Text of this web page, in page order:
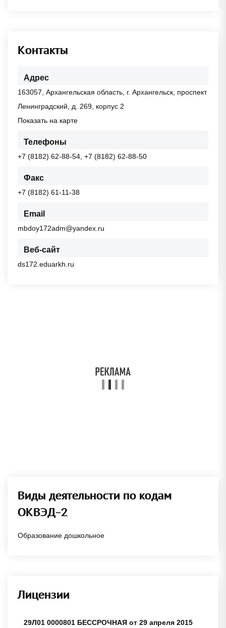
Контакты
Адрес
163057, Архангельская область, г. Архангельск, проспект
Ленинградский, д. 269, корпус 2
Показать на карте
Телефоны
+7 (8182) 62-88-54, +7 (8182) 62-88-50
Факс
+7 (8182) 61-11-38
Email
mbdoy172adm@yandex.ru
Веб-сайт
ds172.eduarkh.ru
Виды деятельности по кодам
ОКВЭД-2
Образование дошкольное
Лицензии
29Л01 0000801 БЕССРОЧНАЯ от 29 апреля 2015